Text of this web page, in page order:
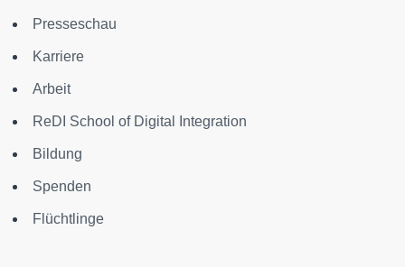
Presseschau
Karriere
Arbeit
ReDI School of Digital Integration
Bildung
Spenden
Flüchtlinge